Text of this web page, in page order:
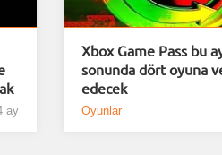
ay
Xbox Game Pass bu
sonunda dört oyuna
edecek
Oyunlar